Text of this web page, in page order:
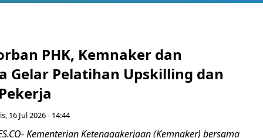
PHK, Kemnaker dan
Gelar Pelatihan Upskilling dan
16 Jul 2026 - 14:44
Kementerian Ketenagakerjaan (Kemnaker) bersama